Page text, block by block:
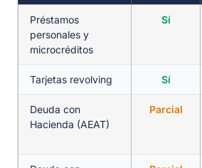
Préstamos
personales y
microcréditos
Sí
Tarjetas revolving Sí
Deuda con
Hacienda (AEAT)
Parcial